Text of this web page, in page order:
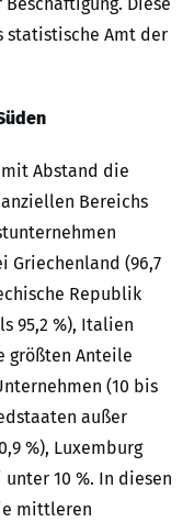
Diese
statistische Amt der
Abstand die
Bereichs
Griechenland (96,7
Republik
95,2 %), Italien
größten Anteile
(10 bis
außer
%), Luxemburg
unter 10 %. In diesen
mittleren